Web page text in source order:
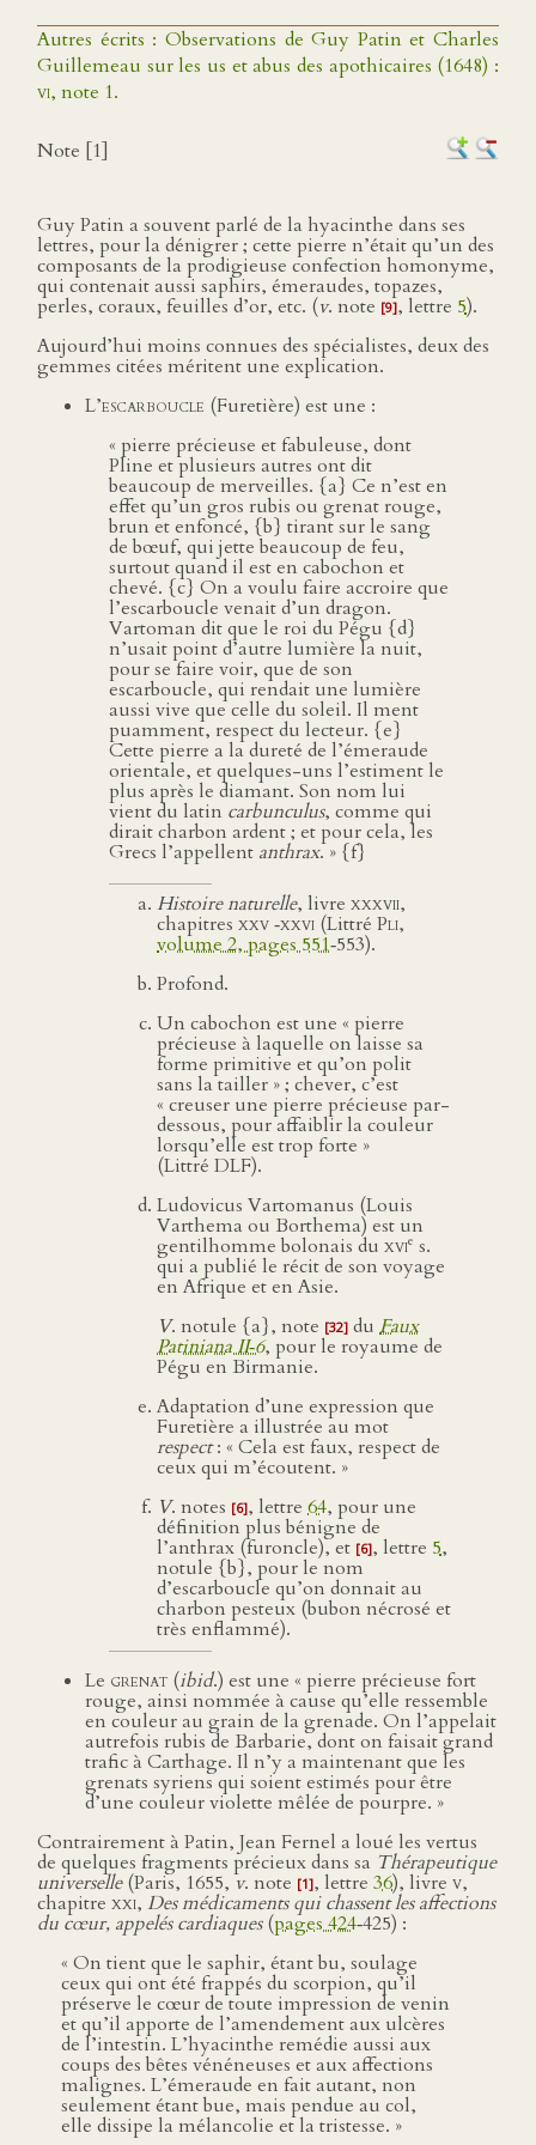
Autres écrits : Observations de Guy Patin et Charles
Guillemeau sur les us et abus des apothicaires (1648) :
vi, note 1.
Note [1]
Guy Patin a souvent parlé de la hyacinthe dans ses
lettres, pour la dénigrer ; cette pierre n’était qu’un des
composants de la prodigieuse confection homonyme,
qui contenait aussi saphirs, émeraudes, topazes,
perles, coraux, feuilles d’or, etc. (v. note [9], lettre 5).
Aujourd’hui moins connues des spécialistes, deux des
gemmes citées méritent une explication.
L’escarboucle (Furetière) est une :
« pierre précieuse et fabuleuse, dont
Pline et plusieurs autres ont dit
beaucoup de merveilles. {a} Ce n’est en
effet qu’un gros rubis ou grenat rouge,
brun et enfoncé, {b} tirant sur le sang
de bœuf, qui jette beaucoup de feu,
surtout quand il est en cabochon et
chevé. {c} On a voulu faire accroire que
l’escarboucle venait d’un dragon.
Vartoman dit que le roi du Pégu {d}
n’usait point d’autre lumière la nuit,
pour se faire voir, que de son
escarboucle, qui rendait une lumière
aussi vive que celle du soleil. Il ment
puamment, respect du lecteur. {e}
Cette pierre a la dureté de l’émeraude
orientale, et quelques-uns l’estiment le
plus après le diamant. Son nom lui
vient du latin carbunculus, comme qui
dirait charbon ardent ; et pour cela, les
Grecs l’appellent anthrax. » {f}
Histoire naturelle, livre xxxvii,
chapitres xxv ‑xxvi (Littré Pli,
volume 2, pages 551‑553).
Profond.
Un cabochon est une « pierre
précieuse à laquelle on laisse sa
forme primitive et qu’on polit
sans la tailler » ; chever, c’est
« creuser une pierre précieuse par-
dessous, pour affaiblir la couleur
lorsqu’elle est trop forte »
(Littré DLF).
Ludovicus Vartomanus (Louis
Varthema ou Borthema) est un
gentilhomme bolonais du xvie s.
qui a publié le récit de son voyage
en Afrique et en Asie.
V. notule {a}, note [32] du Faux
Patiniana II‑6, pour le royaume de
Pégu en Birmanie.
Adaptation d’une expression que
Furetière a illustrée au mot
respect: « Cela est faux, respect de
ceux qui m’écoutent. »
V. notes [6], lettre 64, pour une
définition plus bénigne de
l’anthrax (furoncle), et [6], lettre 5,
notule {b}, pour le nom
d’escarboucle qu’on donnait au
charbon pesteux (bubon nécrosé et
très enflammé).
Le grenat (ibid.) est une « pierre précieuse fort
rouge, ainsi nommée à cause qu’elle ressemble
en couleur au grain de la grenade. On l’appelait
autrefois rubis de Barbarie, dont on faisait grand
trafic à Carthage. Il n’y a maintenant que les
grenats syriens qui soient estimés pour être
d’une couleur violette mêlée de pourpre. »
Contrairement à Patin, Jean Fernel a loué les vertus
de quelques fragments précieux dans sa Thérapeutique
universelle(Paris, 1655, v. note [1], lettre 36), livre v,
chapitre xxi, Des médicaments qui chassent les affections
du cœur, appelés cardiaques(pages 424‑425) :
« On tient que le saphir, étant bu, soulage
ceux qui ont été frappés du scorpion, qu’il
préserve le cœur de toute impression de venin
et qu’il apporte de l’amendement aux ulcères
de l’intestin. L’hyacinthe remédie aussi aux
coups des bêtes vénéneuses et aux affections
malignes. L’émeraude en fait autant, non
seulement étant bue, mais pendue au col,
elle dissipe la mélancolie et la tristesse. »